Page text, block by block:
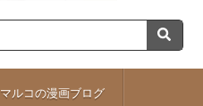
マルコの漫画ブログ